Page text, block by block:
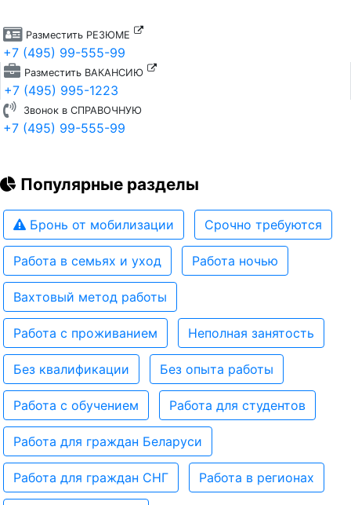
Разместить РЕЗЮМЕ
+7 (495) 99-555-99
Разместить ВАКАНСИЮ
+7 (495) 995-1223
Звонок в СПРАВОЧНУЮ
+7 (495) 99-555-99
Популярные разделы
Бронь от мобилизации Срочно требуются
Работа в семьях и уход Работа ночью
Вахтовый метод работы
Работа с проживанием Неполная занятость
Без квалификации Без опыта работы
Работа с обучением Работа для студентов
Работа для граждан Беларуси
Работа для граждан СНГ Работа в регионах